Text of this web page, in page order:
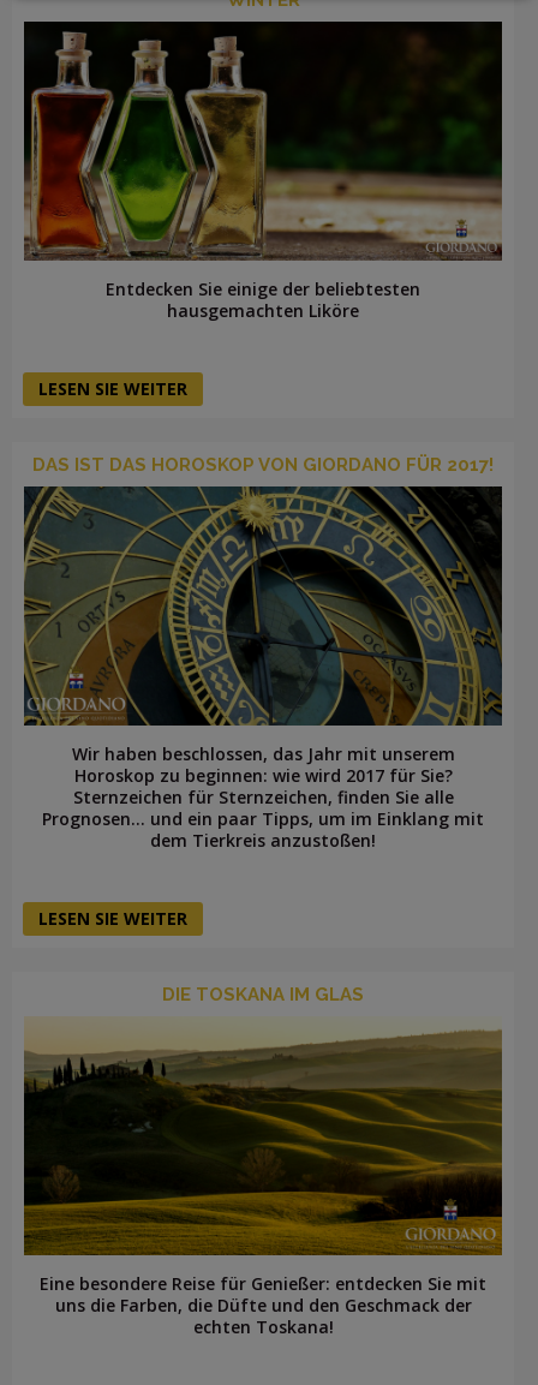
LOGIN
Entdecken Sie einige der beliebtesten
hausgemachten Liköre
LESEN SIE WEITER
DAS IST DAS HOROSKOP VON GIORDANO FÜR 2017!
Wir haben beschlossen, das Jahr mit unserem
Horoskop zu beginnen: wie wird 2017 für Sie?
Sternzeichen für Sternzeichen, finden Sie alle
Prognosen… und ein paar Tipps, um im Einklang mit
dem Tierkreis anzustoßen!
LESEN SIE WEITER
DIE TOSKANA IM GLAS
Eine besondere Reise für Genießer: entdecken Sie mit
uns die Farben, die Düfte und den Geschmack der
echten Toskana!